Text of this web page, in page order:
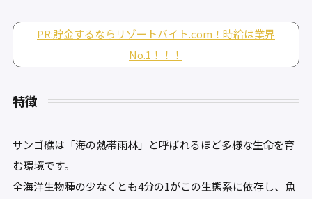
PR:貯金するならリゾートバイト.com！時給は業界
No.1！！！
特徴
サンゴ礁は「海の熱帯雨林」と呼ばれるほど多様な生命を育
む環境です。
全海洋生物種の少なくとも4分の1がこの生態系に依存し、魚